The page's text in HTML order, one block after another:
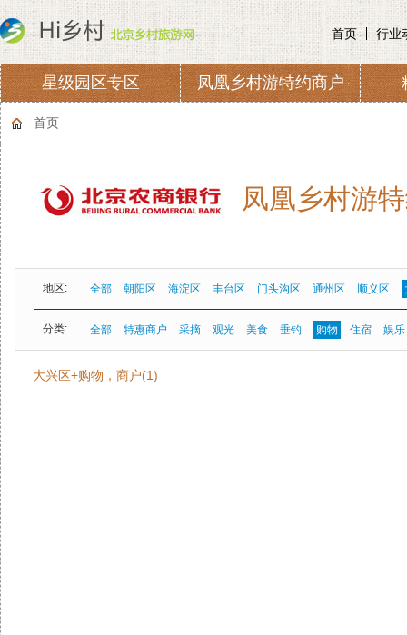
首页 行业
星级园区专区 凤凰乡村游特约商户
协会章程
首页
凤凰乡村游
地区: 全部 朝阳区 海淀区 丰台区 门头沟区 通州区 顺义区
分类: 全部 特惠商户 采摘 观光 美食 垂钓 购物 住宿 娱乐
大兴区+购物，商户(1)